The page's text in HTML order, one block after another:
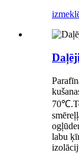
labu